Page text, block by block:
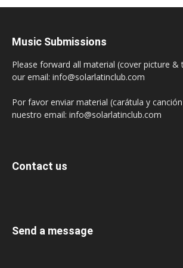
Music Submissions
Please forward all material (cover picture &
our email: info@solarlatinclub.com
Por favor enviar material (carátula y
nuestro email: info@solarlatinclub.com
Contact us
Send a message